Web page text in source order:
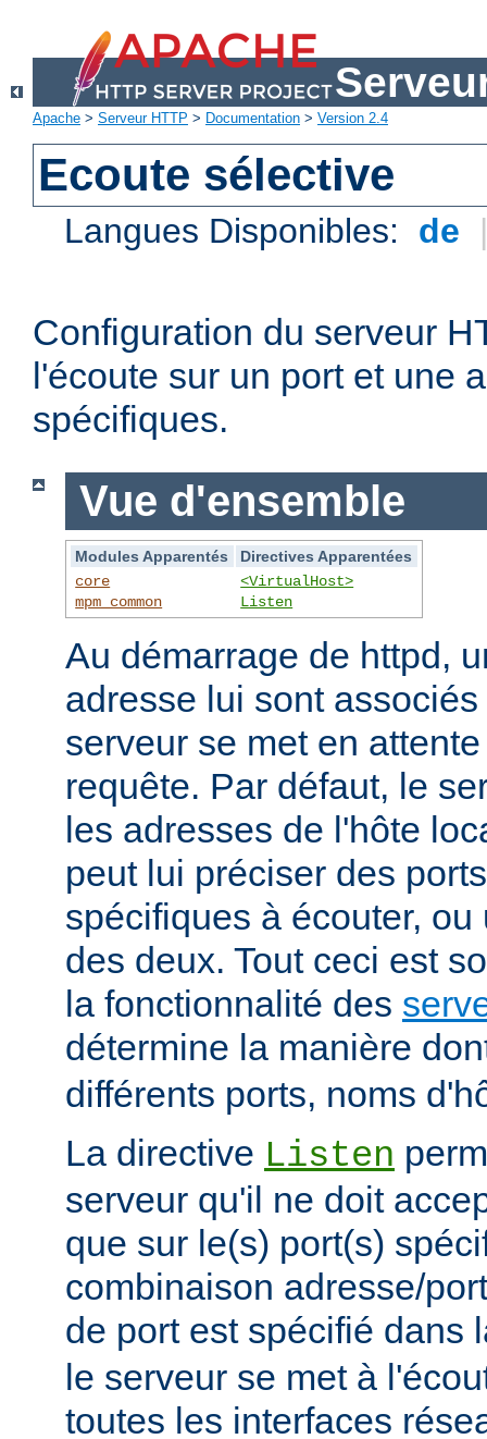
Apache > Serveur HTTP > Documentation > Version 2.4
Ecoute sélective
Langues Disponibles: de
Configuration du serveur
l'écoute sur un port et une
spécifiques.
Vue d'ensemble
Modules Apparentés
Directives Apparentées
core
mpm_common
<VirtualHost>
Listen
Au démarrage de httpd,
adresse lui sont
serveur se met en
requête. Par défaut, le
les adresses de l'hôte
peut lui préciser des
spécifiques à écouter,
des deux. Tout ceci est
la fonctionnalité des
détermine la manière
différents ports, noms
La directive Listen
serveur qu'il ne doit
que sur le(s) port(s)
combinaison adresse/
de port est spécifié dans
le serveur se met à
toutes les interfaces